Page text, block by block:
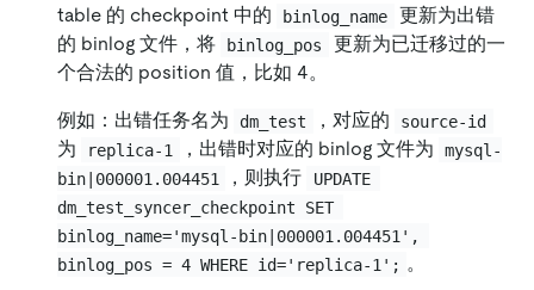
table 的 checkpoint 中的
binlog_name
更新为出错
的 binlog 文件，将
binlog_pos
更新为已迁移过的一
个合法的 position 值，比如 4。
例如：出错任务名为 dm_test ，对应的 source-id
为 replica-1 ，出错时对应的 binlog 文件为
mysql-
bin|000001.004451
，则执行
UPDATE
dm_test_syncer_checkpoint SET
binlog_name='mysql-bin|000001.004451',
binlog_pos = 4 WHERE id='replica-1'; 。